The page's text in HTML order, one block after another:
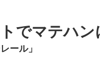
でマテハン
ール」